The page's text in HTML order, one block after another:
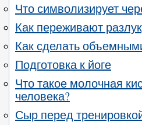
Что символизирует
Как переживают
Как сделать
Подготовка к йоге
Что такое молочная
человека?
Сыр перед